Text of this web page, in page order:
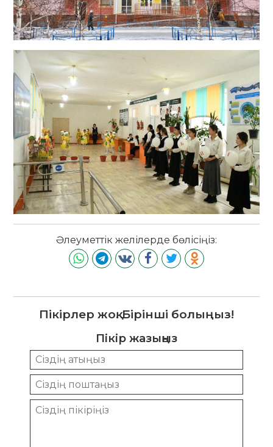
Әлеуметтік желілерде бөлісіңіз:
Пікірлер жоқ. Бірінші болыңыз!
Пікір жазыңыз